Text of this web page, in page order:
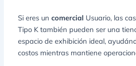
Si eres uncomercial Usuario, las
Tipo K también pueden ser una
espacio de exhibición ideal,
costos mientras mantiene